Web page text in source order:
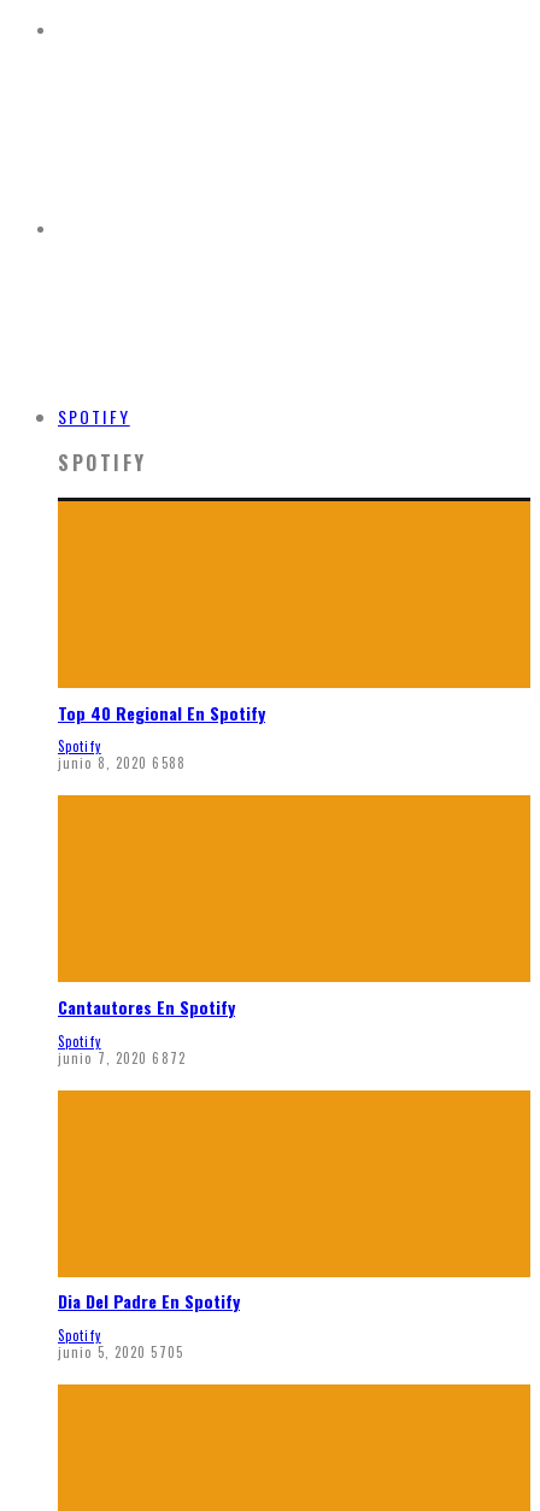
SPOTIFY
SPOTIFY
Top 40 Regional En Spotify
Spotify
junio 8, 2020 6588
Cantautores En Spotify
Spotify
junio 7, 2020 6872
Dia Del Padre En Spotify
Spotify
junio 5, 2020 5705